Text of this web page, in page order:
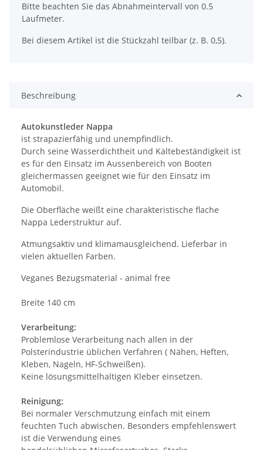
Bitte beachten Sie das Abnahmeintervall von 0.5
Laufmeter.
Bei diesem Artikel ist die Stückzahl teilbar (z. B. 0,5).
Beschreibung
Autokunstleder Nappa
ist strapazierfähig und unempfindlich.
Durch seine Wasserdichtheit und Kältebeständigkeit ist
es für den Einsatz im Aussenbereich von Booten
gleichermassen geeignet wie für den Einsatz im
Automobil.
Die Oberfläche weißt eine charakteristische flache
Nappa Lederstruktur auf.
Atmungsaktiv und klimamausgleichend. Lieferbar in
vielen aktuellen Farben.
Veganes Bezugsmaterial - animal free
Breite 140 cm
Verarbeitung:
Problemlose Verarbeitung nach allen in der
Polsterindustrie üblichen Verfahren ( Nähen, Heften,
Kleben, Nageln, HF-Schweißen).
Keine lösungsmittelhaltigen Kleber einsetzen.
Reinigung:
Bei normaler Verschmutzung einfach mit einem
feuchten Tuch abwischen. Besonders empfehlenswert
ist die Verwendung eines